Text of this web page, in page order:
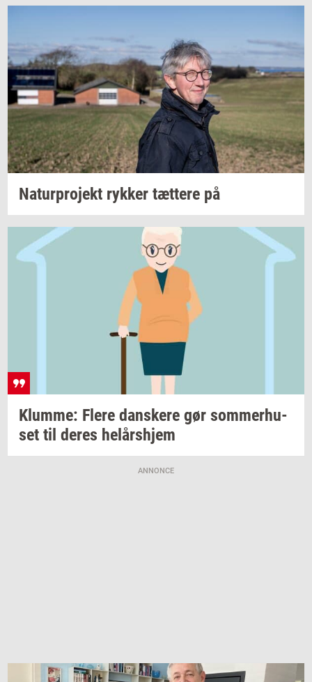
Na­tur­pro­jekt ryk­ker tæt­te­re på
Klum­me: Flere dan­ske­re gør som­mer­hu­
set til deres helårs­hjem
ANNONCE